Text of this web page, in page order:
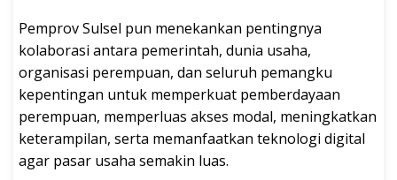
Pemprov Sulsel pun menekankan pentingnya
kolaborasi antara pemerintah, dunia usaha,
organisasi perempuan, dan seluruh pemangku
kepentingan untuk memperkuat pemberdayaan
perempuan, memperluas akses modal, meningkatkan
keterampilan, serta memanfaatkan teknologi digital
agar pasar usaha semakin luas.